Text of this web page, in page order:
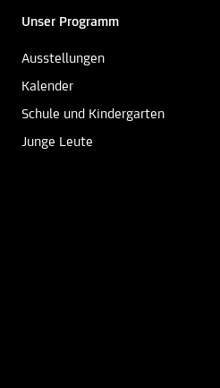
Unser Programm
Ausstellungen
Kalender
Schule und Kindergarten
Junge Leute